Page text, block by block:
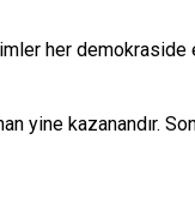
her demokraside
kazanandır.